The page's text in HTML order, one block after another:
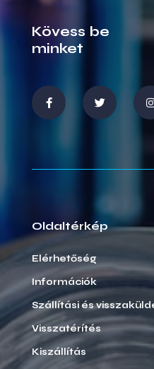
Kövess be
minket
Oldaltérkép
Elérhetőség
Információk
Szállítási és
Visszatérítés
Kiszállítás